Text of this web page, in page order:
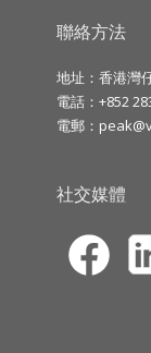
聯絡方法
地址：香港灣
電話：+852
電郵：
社交媒體